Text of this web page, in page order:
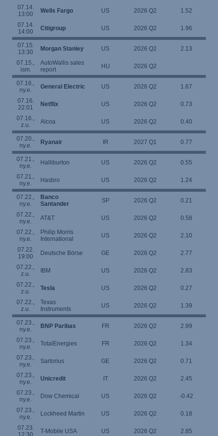
07.14.
13:00
Wells Fargo US 2026 Q2 1.52
07.14.
14:00
Citigroup US 2026 Q2 1.96
07.15.
13:30
Morgan Stanley US 2026 Q2 2.13
07.15.,
ism.
AutoWallis sales
report
HU 2026 Q2
07.16.,
ny.e.
General Electric US 2026 Q2 1.67
07.16.
22:01
Netflix US 2026 Q2 0.73
07.16.,
z.u.
Alcoa US 2026 Q2 0.40
07.20.,
ny.e.
Ryanair IR 2027 Q1 0.77
07.21.,
ny.e.
Halliburton US 2026 Q2 0.55
07.21.,
ny.e.
Hasbro US 2026 Q2 1.24
07.22.,
ny.e.
Banco
Santander
SP 2026 Q2 0.21
07.22.,
ny.e.
AT&T US 2026 Q2 0.58
07.22.,
ny.e.
Philip Morris
International
US 2026 Q2 2.10
07.22.
19:00
Deutsche Börse GE 2026 Q2 2.77
07.22.,
z.u.
IBM US 2026 Q2 2.83
07.22.,
z.u.
Tesla US 2026 Q2 0.27
07.22.,
z.u.
Texas
Instruments
US 2026 Q2 1.39
07.23.,
ny.e.
BNP Paribas FR 2026 Q2 2.99
07.23.,
ny.e.
TotalEnergies FR 2026 Q2 1.34
07.23.,
ny.e.
Sartorius GE 2026 Q2 0.71
07.23.,
ny.e.
Unicredit IT 2026 Q2 2.45
07.23.,
ny.e.
Dow Chemical US 2026 Q2 -0.42
07.23.,
ny.e.
Lockheed Martin US 2026 Q2 0.18
07.23.
12:30
T-Mobile USA US 2026 Q2 2.85